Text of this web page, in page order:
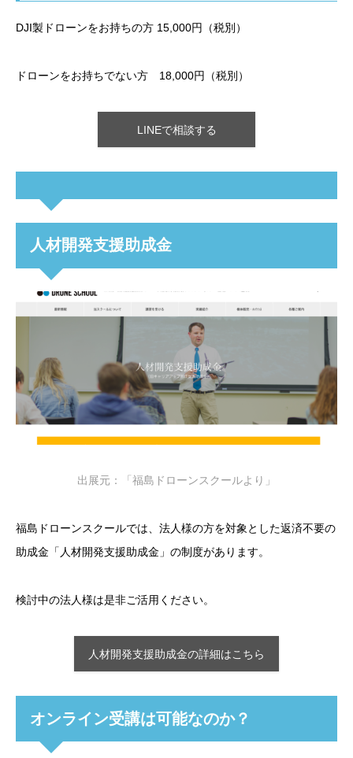
DJI製ドローンをお持ちの方 15,000円（税別）
ドローンをお持ちでない方 18,000円（税別）
LINEで相談する
人材開発支援助成金
出展元：「福島ドローンスクールより」
福島ドローンスクールでは、法人様の方を対象とした返済不要の
助成金「人材開発支援助成金」の制度があります。
検討中の法人様は是非ご活用ください。
人材開発支援助成金の詳細はこちら
オンライン受講は可能なのか？